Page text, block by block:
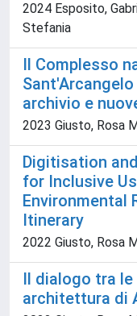
2024 Esposito,
Stefania
Il Complesso
archivio e
2023 Giusto, Rosa
Digitisation
for Inclusive
Environmental
Itinerary
2022 Giusto, Rosa
Il dialogo tra
architettura di